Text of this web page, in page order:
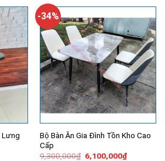
Lưng
-34%
Bộ Bàn Ăn Gia Đình Tồn Kho Cao
Cấp
9,300,000₫ Giá
6,100,000₫Giá